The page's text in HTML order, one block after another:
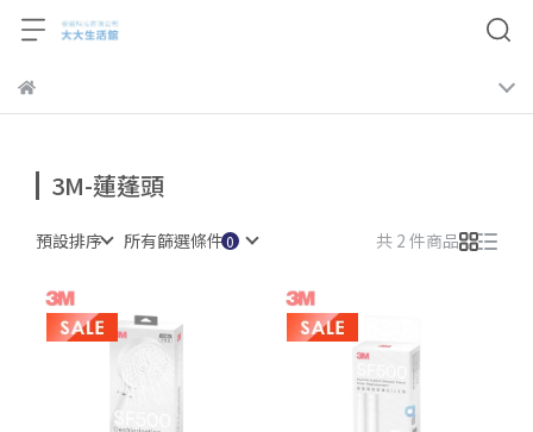
3M-蓮蓬頭
預設排序 所有篩選條件 共 2 件商品